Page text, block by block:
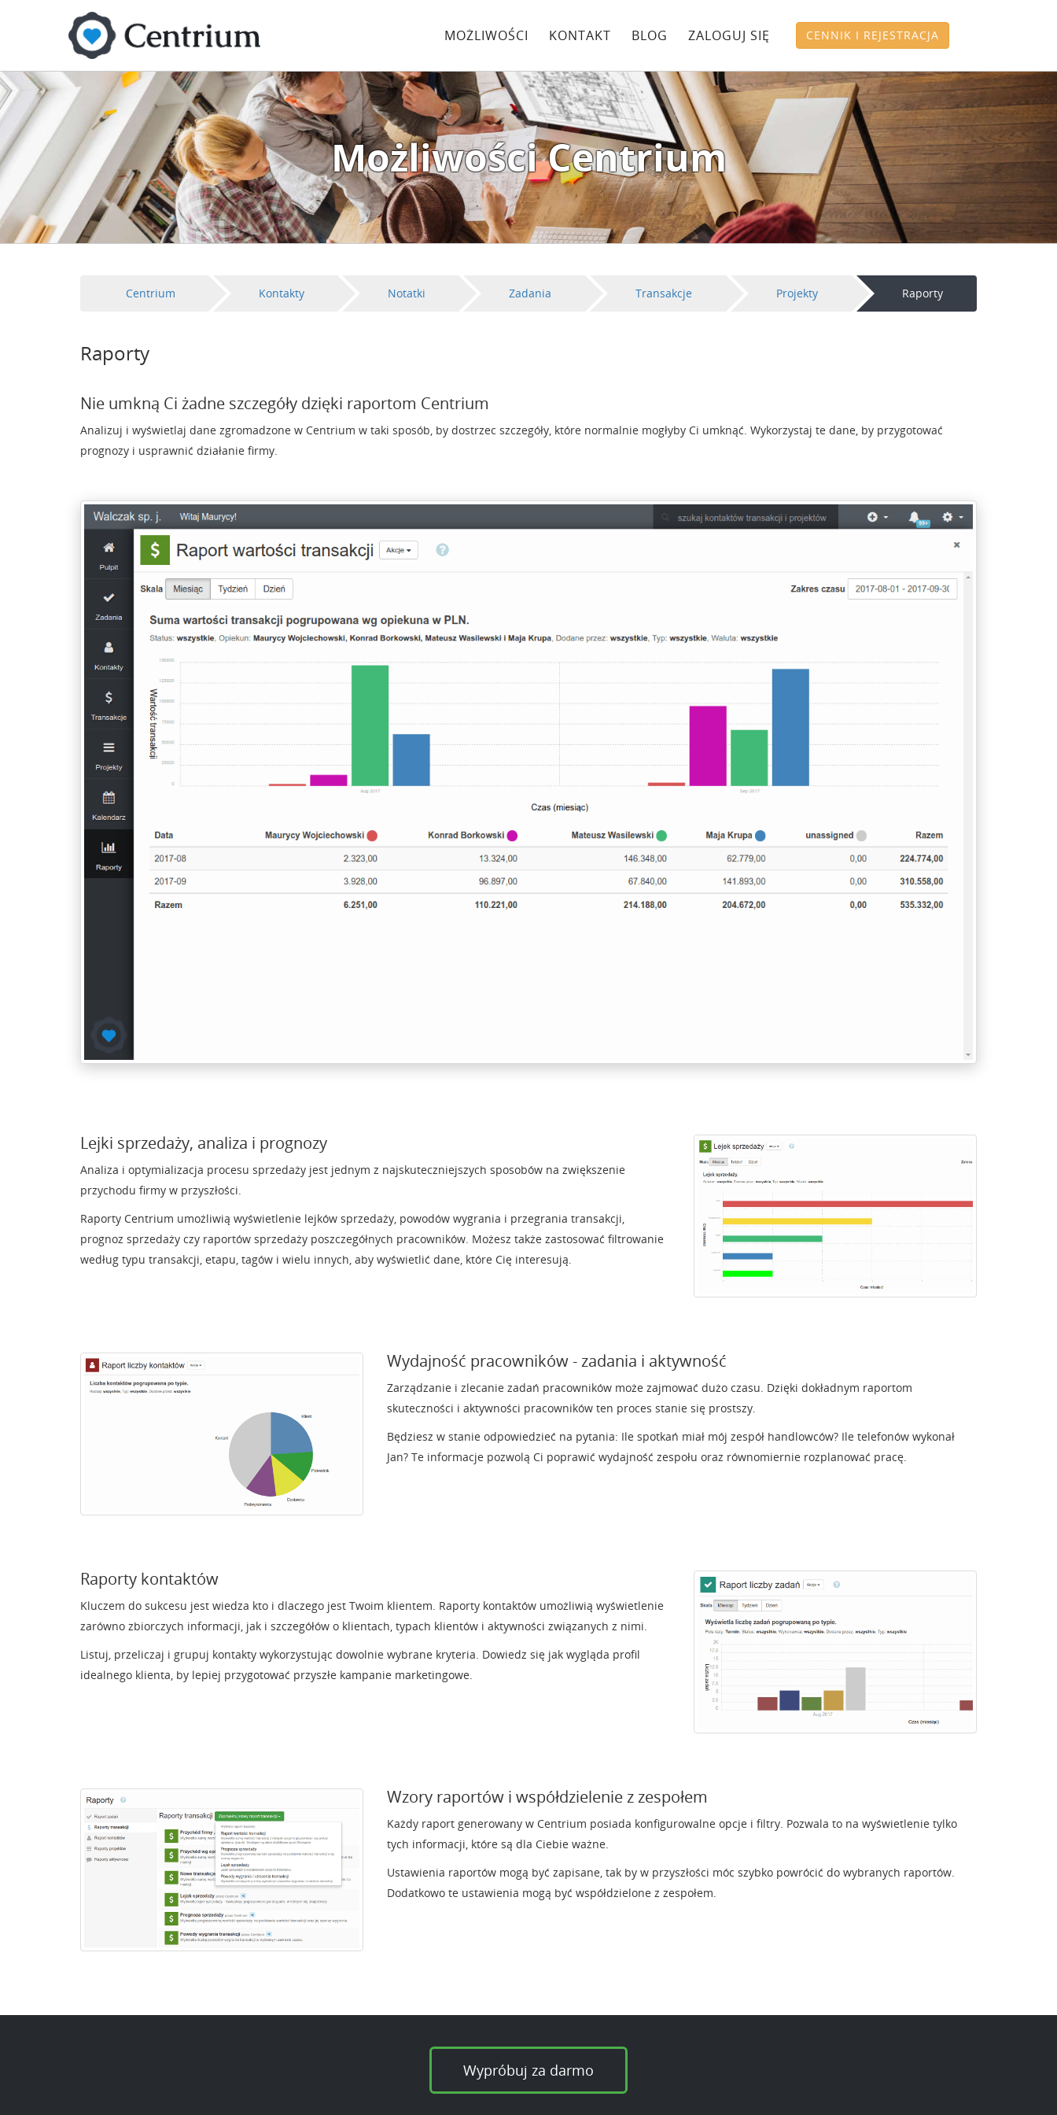
MOŻLIWOŚCI KONTAKT BLOG ZALOGUJ SIĘ CENNIK I REJESTRACJA
Możliwości Centrium
Centrium Kontakty Notatki Zadania Transakcje Projekty Raporty
Raporty
Nie umkną Ci żadne szczegóły dzięki raportom Centrium
Analizuj i wyświetlaj dane zgromadzone w Centrium w taki sposób, by dostrzec szczegóły, które normalnie mogłyby Ci umknąć. Wykorzystaj te dane, by przygotować
prognozy i usprawnić działanie firmy.
Lejki sprzedaży, analiza i prognozy
Analiza i optymializacja procesu sprzedaży jest jednym z najskuteczniejszych sposobów na zwiększenie
przychodu firmy w przyszłości.
Raporty Centrium umożliwią wyświetlenie lejków sprzedaży, powodów wygrania i przegrania transakcji,
prognoz sprzedaży czy raportów sprzedaży poszczegółnych pracowników. Możesz także zastosować filtrowanie
według typu transakcji, etapu, tagów i wielu innych, aby wyświetlić dane, które Cię interesują.
Wydajność pracowników - zadania i aktywność
Zarządzanie i zlecanie zadań pracowników może zajmować dużo czasu. Dzięki dokładnym raportom
skuteczności i aktywności pracowników ten proces stanie się prostszy.
Będziesz w stanie odpowiedzieć na pytania: Ile spotkań miał mój zespół handlowców? Ile telefonów wykonał
Jan? Te informacje pozwolą Ci poprawić wydajność zespołu oraz równomiernie rozplanować pracę.
Raporty kontaktów
Kluczem do sukcesu jest wiedza kto i dlaczego jest Twoim klientem. Raporty kontaktów umożliwią wyświetlenie
zarówno zbiorczych informacji, jak i szczegółów o klientach, typach klientów i aktywności związanych z nimi.
Listuj, przeliczaj i grupuj kontakty wykorzystując dowolnie wybrane kryteria. Dowiedz się jak wygląda profil
idealnego klienta, by lepiej przygotować przyszłe kampanie marketingowe.
Wzory raportów i współdzielenie z zespołem
Każdy raport generowany w Centrium posiada konfigurowalne opcje i filtry. Pozwala to na wyświetlenie tylko
tych informacji, które są dla Ciebie ważne.
Ustawienia raportów mogą być zapisane, tak by w przyszłości móc szybko powrócić do wybranych raportów.
Dodatkowo te ustawienia mogą być współdzielone z zespołem.
Wypróbuj za darmo